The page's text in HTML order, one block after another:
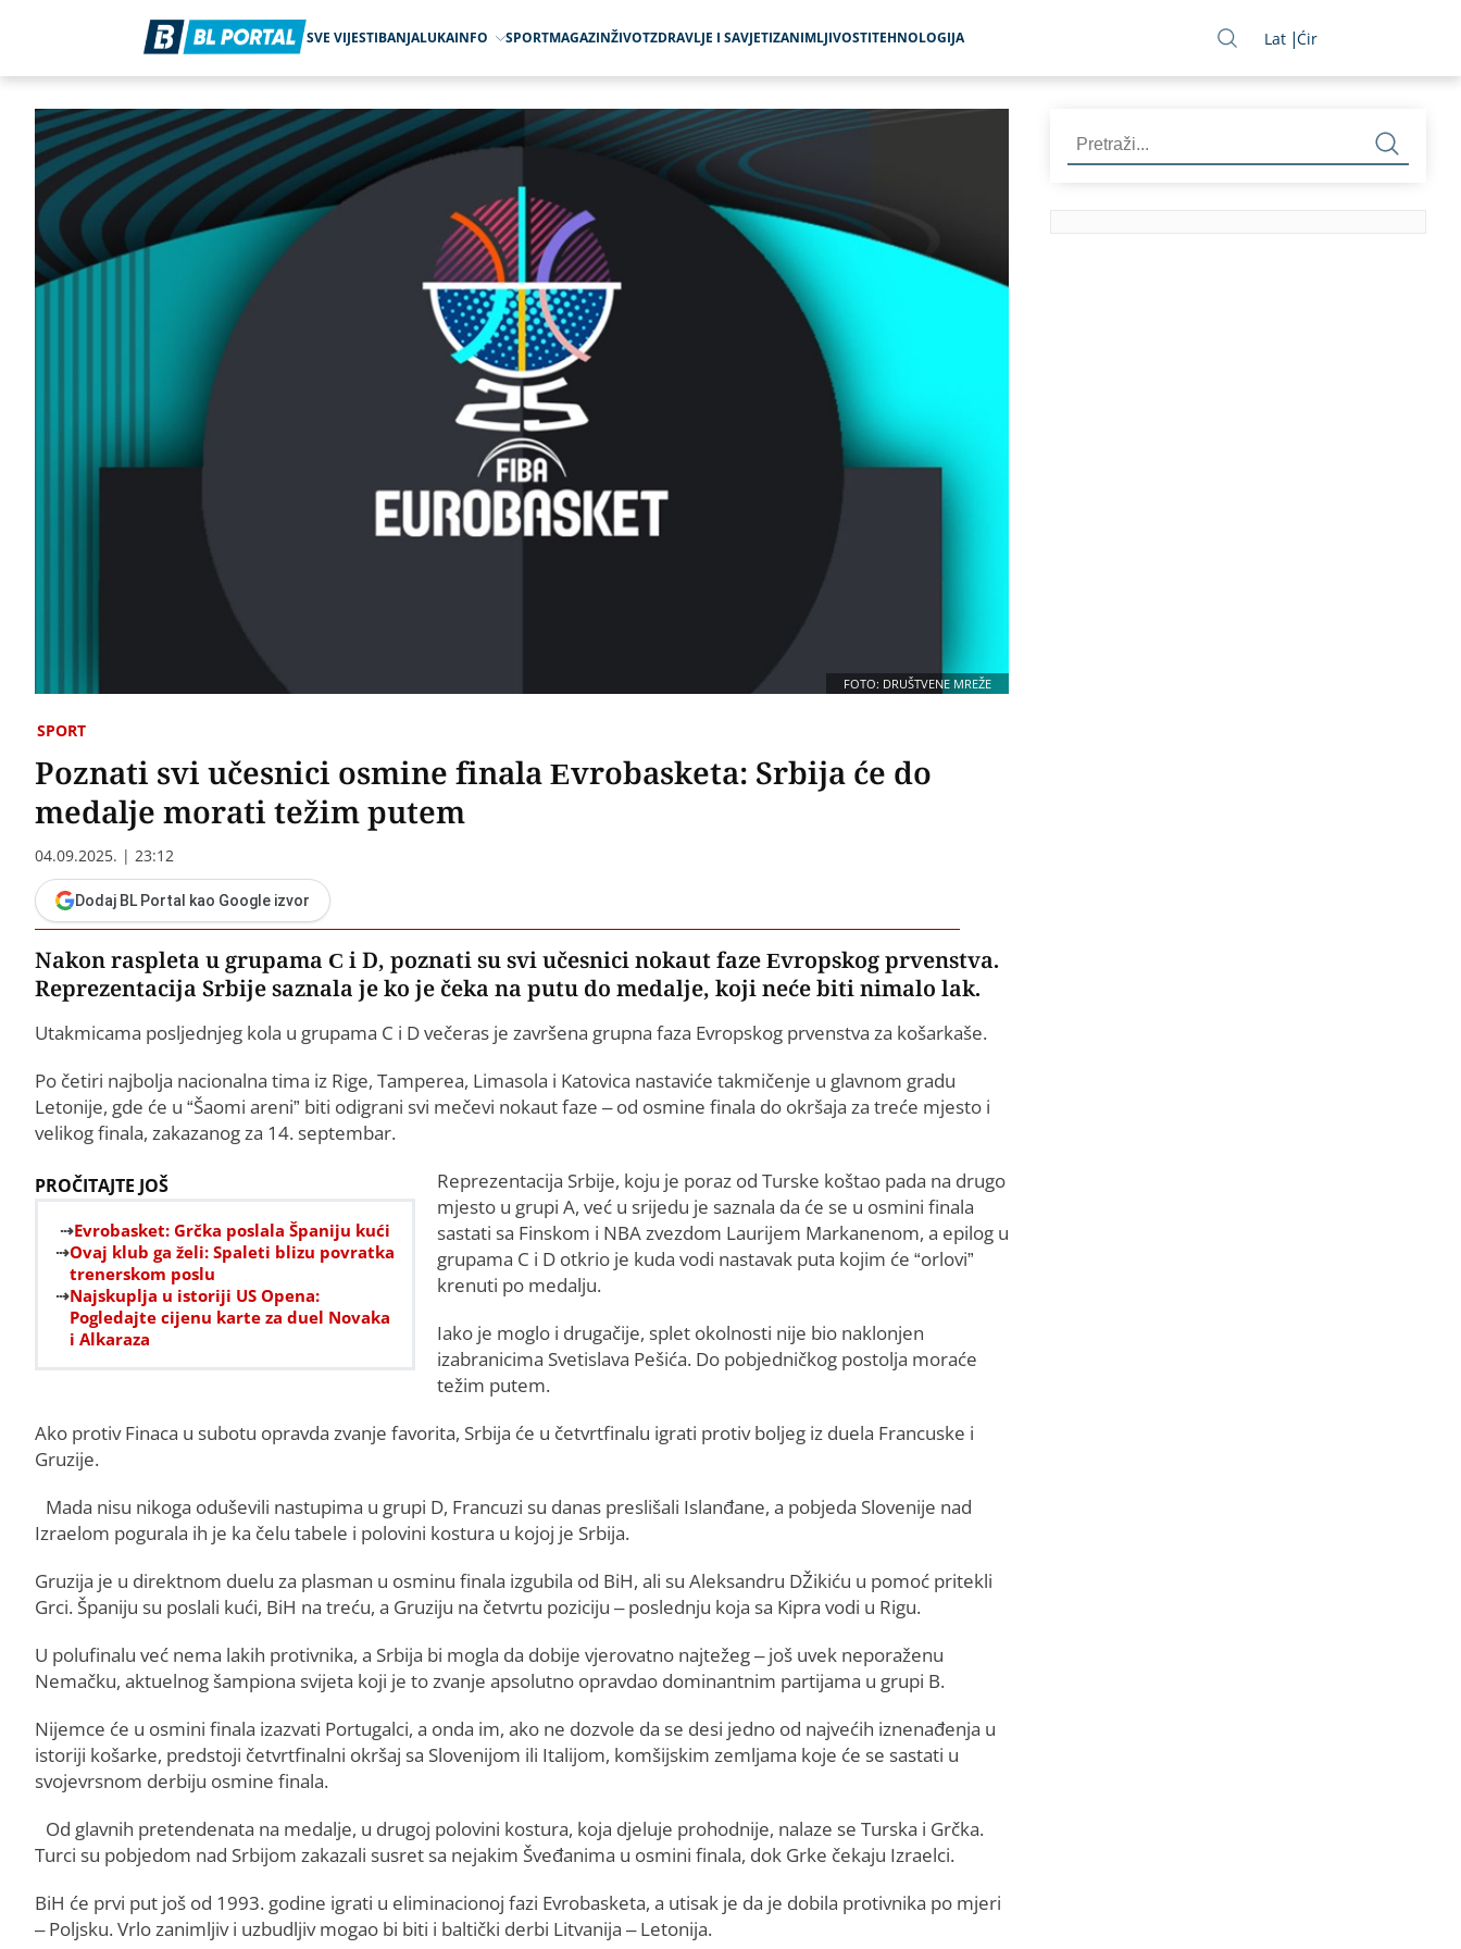
SVE VIJESTIBANJALUKAINFO SPORTMAGAZINŽIVOTZDRAVLJE I SAVJETIZANIMLJIVOSTITEHNOLOGIJA Lat Ćir
FOTO: DRUŠTVENE MREŽE
SPORT
Poznati svi učesnici osmine finala Evrobasketa: Srbija će do
medalje morati težim putem
04.09.2025. | 23:12
Dodaj BL Portal kao Google izvor
Nakon raspleta u grupama C i D, poznati su svi učesnici nokaut faze Evropskog prvenstva.
Reprezentacija Srbije saznala je ko je čeka na putu do medalje, koji neće biti nimalo lak.
Utakmicama posljednjeg kola u grupama C i D večeras je završena grupna faza Evropskog prvenstva za košarkaše.
Po četiri najbolja nacionalna tima iz Rige, Tamperea, Limasola i Katovica nastaviće takmičenje u glavnom gradu
Letonije, gde će u “Šaomi areni” biti odigrani svi mečevi nokaut faze – od osmine finala do okršaja za treće mjesto i
velikog finala, zakazanog za 14. septembar.
PROČITAJTE JOŠ
Evrobasket: Grčka poslala Španiju kući
Ovaj klub ga želi: Spaleti blizu povratka
trenerskom poslu
Najskuplja u istoriji US Opena:
Pogledajte cijenu karte za duel Novaka
i Alkaraza
Reprezentacija Srbije, koju je poraz od Turske koštao pada na drugo
mjesto u grupi A, već u srijedu je saznala da će se u osmini finala
sastati sa Finskom i NBA zvezdom Laurijem Markanenom, a epilog u
grupama C i D otkrio je kuda vodi nastavak puta kojim će “orlovi”
krenuti po medalju.
Iako je moglo i drugačije, splet okolnosti nije bio naklonjen
izabranicima Svetislava Pešića. Do pobjedničkog postolja moraće
težim putem.
Ako protiv Finaca u subotu opravda zvanje favorita, Srbija će u četvrtfinalu igrati protiv boljeg iz duela Francuske i
Gruzije.
Mada nisu nikoga oduševili nastupima u grupi D, Francuzi su danas preslišali Islanđane, a pobjeda Slovenije nad
Izraelom pogurala ih je ka čelu tabele i polovini kostura u kojoj je Srbija.
Gruzija je u direktnom duelu za plasman u osminu finala izgubila od BiH, ali su Aleksandru DŽikiću u pomoć pritekli
Grci. Španiju su poslali kući, BiH na treću, a Gruziju na četvrtu poziciju – poslednju koja sa Kipra vodi u Rigu.
U polufinalu već nema lakih protivnika, a Srbija bi mogla da dobije vjerovatno najtežeg – još uvek neporaženu
Nemačku, aktuelnog šampiona svijeta koji je to zvanje apsolutno opravdao dominantnim partijama u grupi B.
Nijemce će u osmini finala izazvati Portugalci, a onda im, ako ne dozvole da se desi jedno od najvećih iznenađenja u
istoriji košarke, predstoji četvrtfinalni okršaj sa Slovenijom ili Italijom, komšijskim zemljama koje će se sastati u
svojevrsnom derbiju osmine finala.
Od glavnih pretendenata na medalje, u drugoj polovini kostura, koja djeluje prohodnije, nalaze se Turska i Grčka.
Turci su pobjedom nad Srbijom zakazali susret sa nejakim Šveđanima u osmini finala, dok Grke čekaju Izraelci.
BiH će prvi put još od 1993. godine igrati u eliminacionoj fazi Evrobasketa, a utisak je da je dobila protivnika po mjeri
– Poljsku. Vrlo zanimljiv i uzbudljiv mogao bi biti i baltički derbi Litvanija – Letonija.